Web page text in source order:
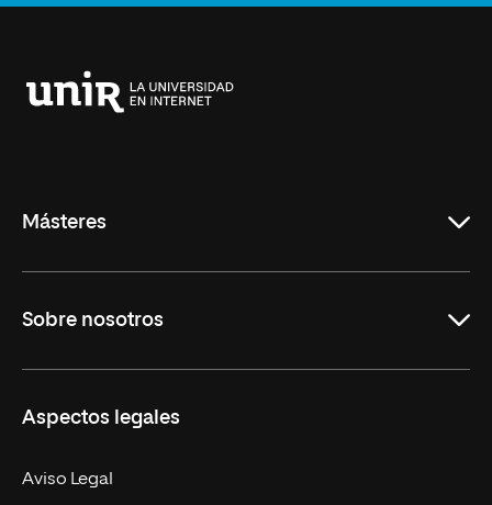
Másteres
Derecho
Empresa
MBA
Sobre nosotros
Nuestro Equipo
Contacto
Aspectos legales
Aviso Legal